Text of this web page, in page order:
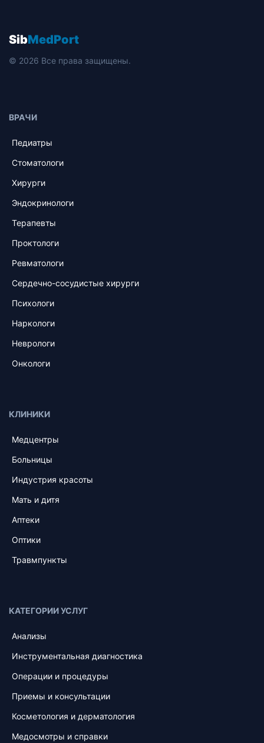
SibMedPort
© 2026 Все права защищены.
ВРАЧИ
Педиатры
Стоматологи
Хирурги
Эндокринологи
Терапевты
Проктологи
Ревматологи
Сердечно-сосудистые хирурги
Психологи
Наркологи
Неврологи
Онкологи
КЛИНИКИ
Медцентры
Больницы
Индустрия красоты
Мать и дитя
Аптеки
Оптики
Травмпункты
КАТЕГОРИИ УСЛУГ
Анализы
Инструментальная диагностика
Операции и процедуры
Приемы и консультации
Косметология и дерматология
Медосмотры и справки